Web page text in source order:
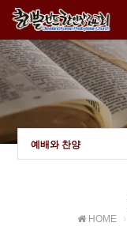
예배와 찬양
HOME